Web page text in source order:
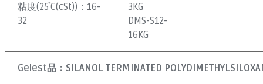
粘度(25˚C(cSt))：16-
32
3KG
DMS-S12-
16KG
Gelest品： SILANOL TERMINATED